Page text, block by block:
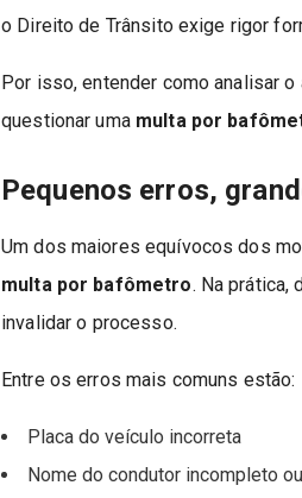
o Direito de Trânsito exige rigor
Por isso, entender como analisar
questionar uma multa por
Pequenos erros,
Um dos maiores equívocos dos
multa por bafômetro. Na
invalidar o processo.
Entre os erros mais comuns estão:
Placa do veículo incorreta
Nome do condutor incompleto